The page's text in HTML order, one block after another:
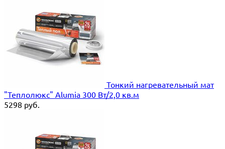
Тонкий нагревательный мат
"Теплолюкс" Alumia 300 Вт/2,0 кв.м
5298 руб.